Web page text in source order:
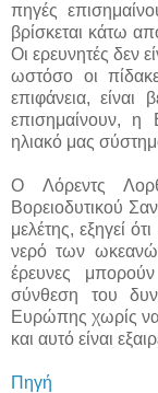
πηγές
βρίσκεται κάτω
Οι ερευνητές δεν
ωστόσο οι
επιφάνεια,
επισημαίνουν, η
ηλιακό μας
Ο Λόρεντς
Βορειοδυτικού
μελέτης, εξηγεί
νερό των ωκεανών
έρευνες
σύνθεση του
Ευρώπης χωρίς να
και αυτό είναι
Πηγή